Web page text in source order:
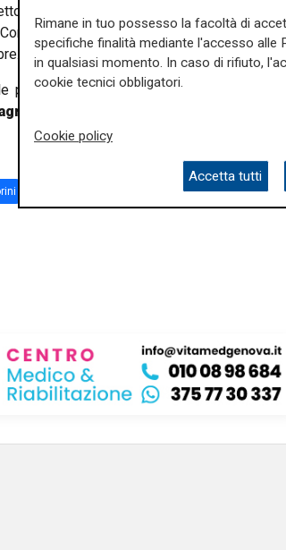
- il mercato è l'ultimo dei nostri pensieri".
Federale, la prossima
principali notizie sulla Liguria seguiteci sul
Rimane in tuo possesso la facoltà di
specifiche finalità mediante l'accesso
in qualsiasi momento. In caso di rifiuto,
cookie tecnici obbligatori.
Cookie policy
Accetta tutti